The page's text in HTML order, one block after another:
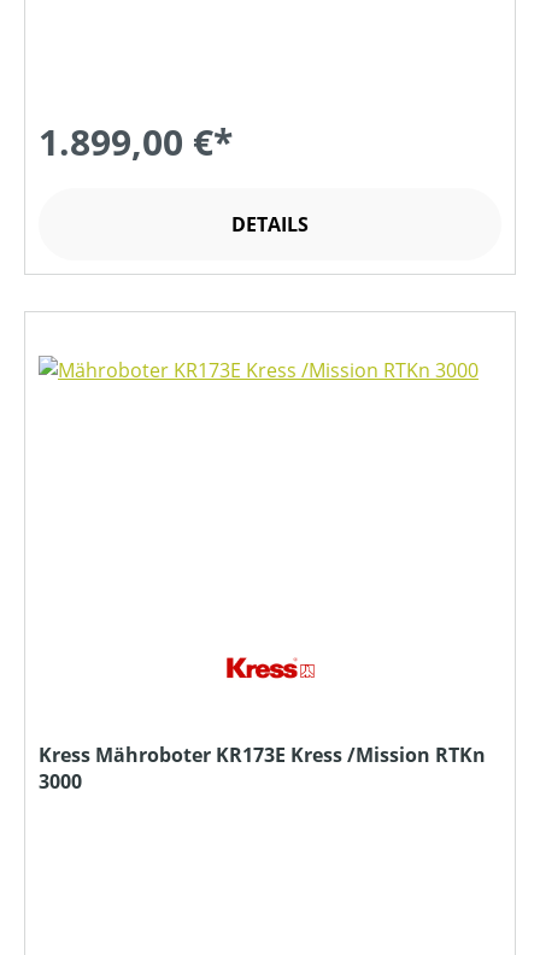
1.899,00 €*
DETAILS
Kress Mähroboter KR173E Kress /Mission RTKn
3000